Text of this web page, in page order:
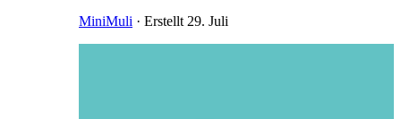
MiniMuli · Erstellt29. Juli